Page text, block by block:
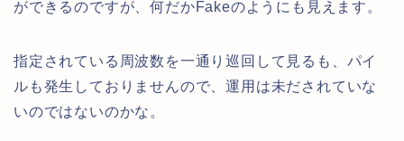
ができるのですが、何だかFakeのようにも見えます。
指定されている周波数を一通り巡回して見るも、パイ
ルも発生しておりませんので、運用は未だされていな
いのではないのかな。